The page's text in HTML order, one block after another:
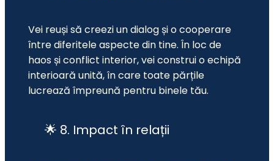
Vei reuși să creezi un dialog și o cooperare
între diferitele aspecte din tine. În loc de
haos și conflict interior, vei construi o echipă
interioară unită, în care toate părțile
lucrează împreună pentru binele tău.
🌟 8. Impact în relații